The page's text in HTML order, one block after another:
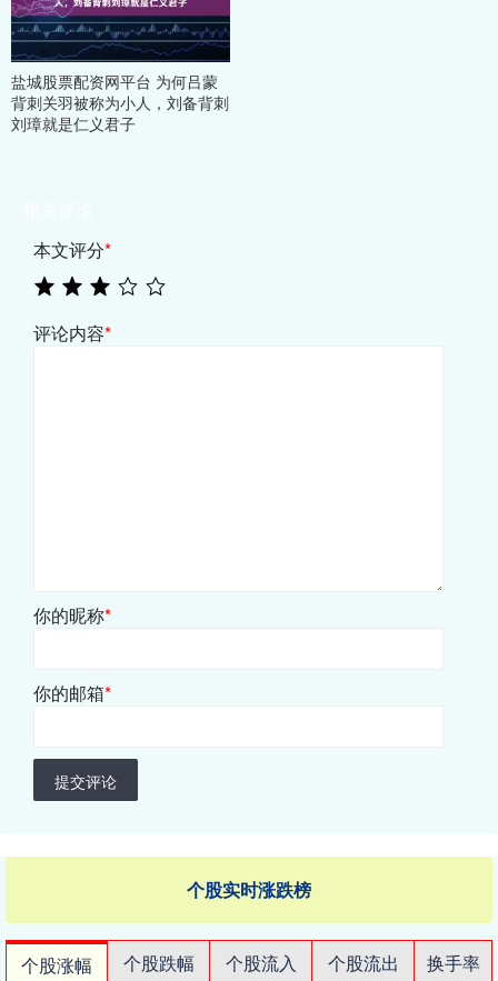
盐城股票配资网平台 为何吕蒙
背刺关羽被称为小人，刘备背刺
刘璋就是仁义君子
本文评分*
评论内容*
你的昵称*
你的邮箱*
提交评论
个股实时涨跌榜
个股涨幅 个股跌幅 个股流入 个股流出
换手率